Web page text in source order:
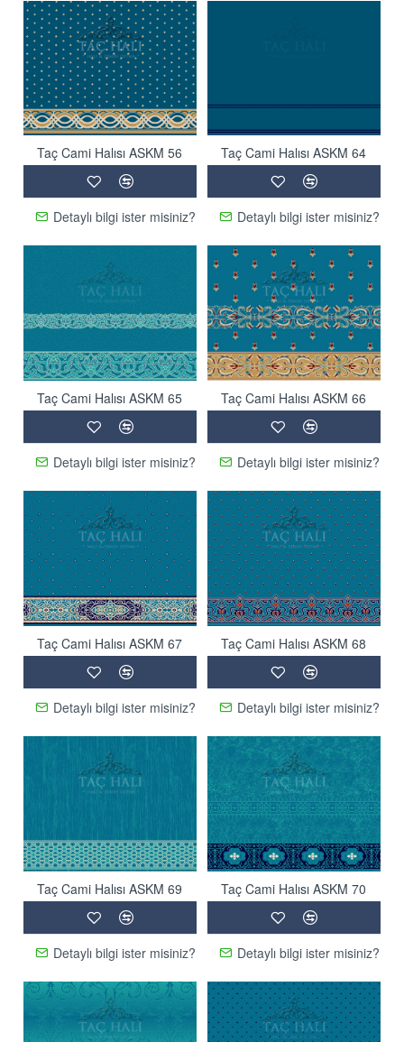
Taç Cami Halısı ASKM 56
Detaylı bilgi ister misiniz?
Taç Cami Halısı ASKM 64
Detaylı bilgi ister misiniz?
Taç Cami Halısı ASKM 65
Detaylı bilgi ister misiniz?
Taç Cami Halısı ASKM 66
Detaylı bilgi ister misiniz?
Taç Cami Halısı ASKM 67
Detaylı bilgi ister misiniz?
Taç Cami Halısı ASKM 68
Detaylı bilgi ister misiniz?
Taç Cami Halısı ASKM 69
Detaylı bilgi ister misiniz?
Taç Cami Halısı ASKM 70
Detaylı bilgi ister misiniz?